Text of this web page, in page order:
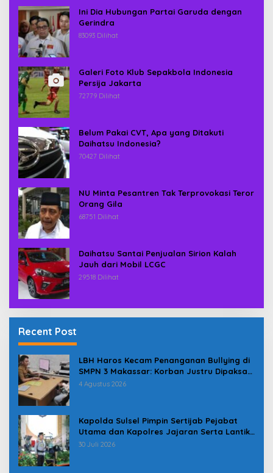
Ini Dia Hubungan Partai Garuda dengan
Gerindra
83093 Dilihat
Galeri Foto Klub Sepakbola Indonesia
Persija Jakarta
72779 Dilihat
Belum Pakai CVT, Apa yang Ditakuti
Daihatsu Indonesia?
70427 Dilihat
NU Minta Pesantren Tak Terprovokasi Teror
Orang Gila
68751 Dilihat
Daihatsu Santai Penjualan Sirion Kalah
Jauh dari Mobil LCGC
29518 Dilihat
Recent Post
LBH Haros Kecam Penanganan Bullying di
SMPN 3 Makassar: Korban Justru Dipaksa
Pindah
4 Agustus 2026
Kapolda Sulsel Pimpin Sertijab Pejabat
Utama dan Kapolres Jajaran Serta Lantik
Karolog dan Kapolresta Gowa
30 Juli 2026